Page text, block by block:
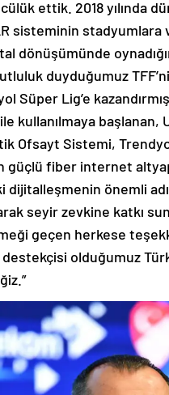
ettik. 2018 yılında
sisteminin stadyumlara
dönüşümünde
duyduğumuz
Süper Lig’e
kullanılmaya başlanan,
Ofsayt Sistemi,
güçlü fiber internet
önemli
seyir zevkine katkı
geçen herkese
olduğumuz